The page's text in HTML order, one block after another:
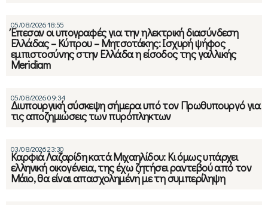
05/08/2026 18:55
Έπεσαν οι υπογραφές για την ηλεκτρική διασύνδεση
Ελλάδας – Κύπρου – Μητσοτάκης: Ισχυρή ψήφος
εμπιστοσύνης στην Ελλάδα η είσοδος της γαλλικής
Meridiam
05/08/2026 09:34
Διυπουργική σύσκεψη σήμερα υπό τον Πρωθυπουργό για
τις αποζημιώσεις των πυρόπληκτων
03/08/2026 23:30
Καρφιά Λαζαρίδη κατά Μιχαηλίδου: Κι όμως υπάρχει
ελληνική οικογένεια, της έχω ζητήσει ραντεβού από τον
Μάιο, θα είναι απασχολημένη με τη συμπερίληψη